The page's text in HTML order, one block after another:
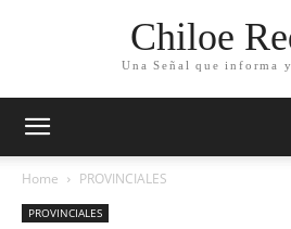
Chiloe
Una Señal que informa y
Home PROVINCIALES
PROVINCIALES